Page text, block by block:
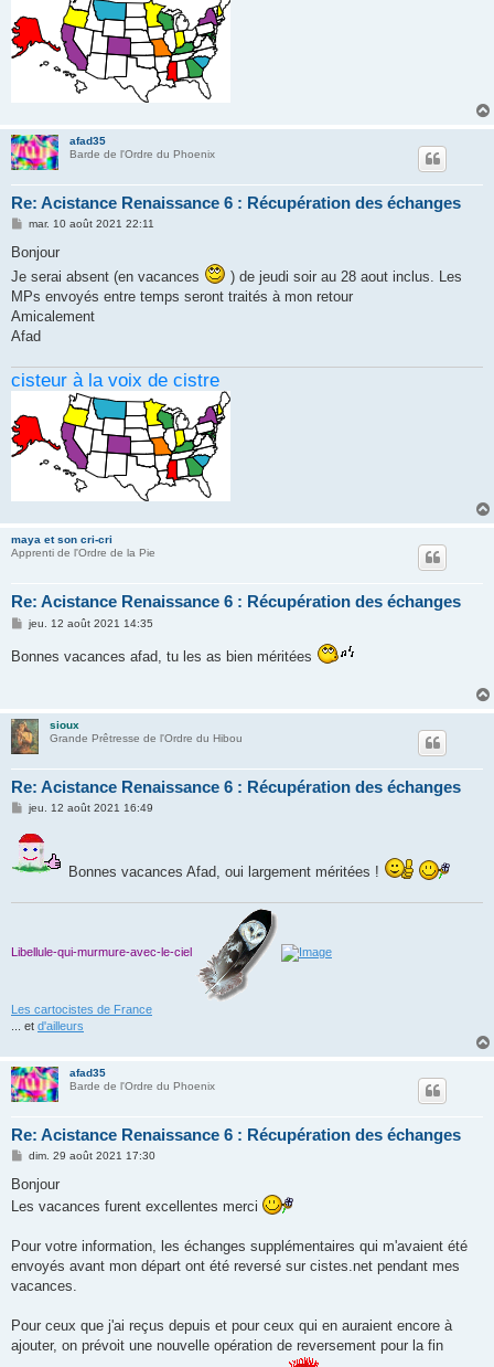
afad35
Barde de l'Ordre du Phoenix
Re: Acistance Renaissance 6 : Récupération des échanges
M
s
a
g
e
mar. 10 août 2021 22:11
Bonjour
Je serai absent (en vacances
) de jeudi soir au 28 aout inclus. Les
MPs envoyés entre temps seront traités à mon retour
Amicalement
Afad
cisteur à la voix de cistre
maya et son cri-cri
Apprenti de l'Ordre de la Pie
Re: Acistance Renaissance 6 : Récupération des échanges
M
s
jeu. 12 août 2021 14:35
Bonnes vacances afad, tu les as bien méritées
sioux
Grande Prêtresse de l'Ordre du Hibou
Re: Acistance Renaissance 6 : Récupération des échanges
M
s
s
a
g
jeu. 12 août 2021 16:49
Bonnes vacances Afad, oui largement méritées !
Libellule-qui-murmure-avec-le-ciel
Les cartocistes de France
... et d'ailleurs
afad35
Barde de l'Ordre du Phoenix
Re: Acistance Renaissance 6 : Récupération des échanges
M
s
a
dim. 29 août 2021 17:30
Bonjour
Les vacances furent excellentes merci
Pour votre information, les échanges supplémentaires qui m'avaient été
envoyés avant mon départ ont été reversé sur cistes.net pendant mes
vacances.
Pour ceux que j'ai reçus depuis et pour ceux qui en auraient encore à
ajouter, on prévoit une nouvelle opération de reversement pour la fin